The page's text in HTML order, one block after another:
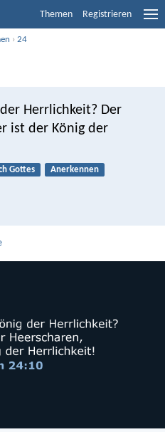
Themen Registrieren
›24
Herrlichkeit? Der
ist der König der
Gottes Anerkennen